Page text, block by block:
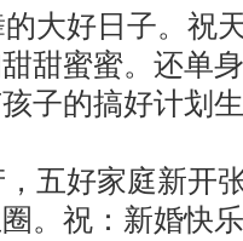
大好日子。祝
甜蜜蜜。还单
子的搞好计划
五好家庭新开
。祝：新婚快